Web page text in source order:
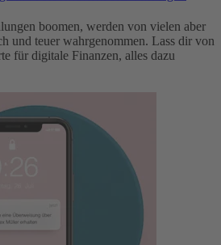
boomen, werden von vielen aber
und teuer wahrgenommen. Lass dir von
für digitale Finanzen, alles dazu